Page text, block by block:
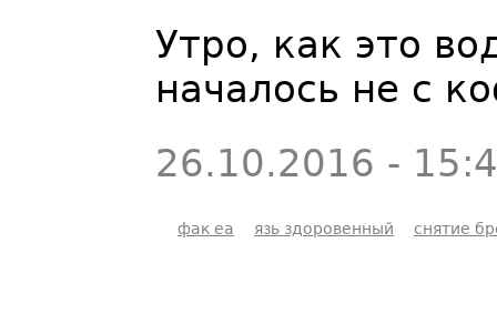
Утро, как это
началось не с
26.10.2016 -
фак еа язь здоровенный снятие